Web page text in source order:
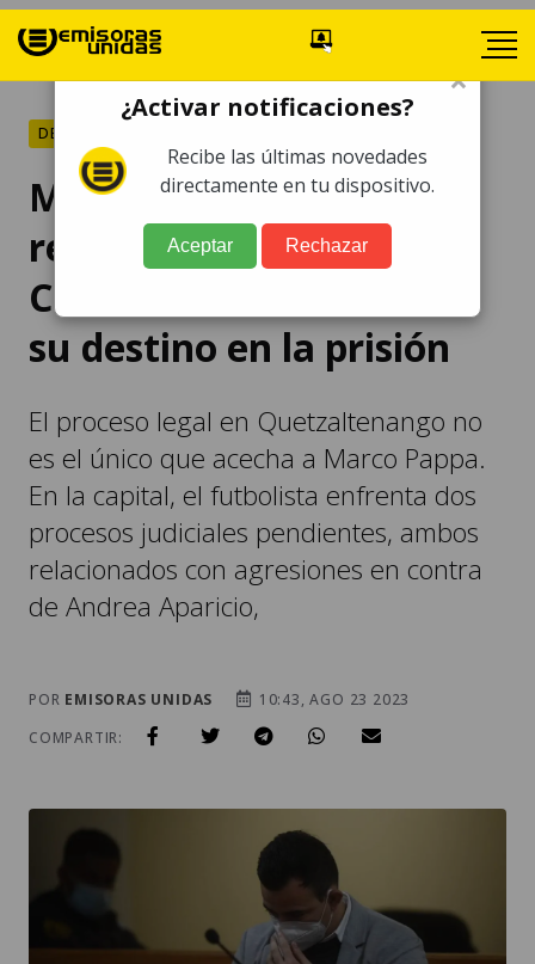
DEPORTES
Marco Pappa: Nueva
resolución de la Corte de
Constitucionalidad sella
su destino en la prisión
El proceso legal en Quetzaltenango no
es el único que acecha a Marco Pappa.
En la capital, el futbolista enfrenta dos
procesos judiciales pendientes, ambos
relacionados con agresiones en contra
de Andrea Aparicio,
POR EMISORAS UNIDAS
10:43, AGO 23 2023
COMPARTIR:
×
¿Activar notificaciones?
Recibe las últimas novedades
directamente en tu dispositivo.
Aceptar Rechazar